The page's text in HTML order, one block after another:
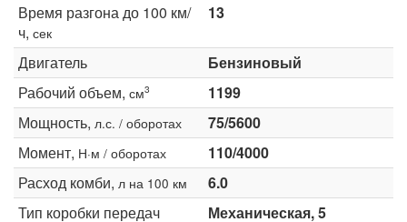
Время разгона до 100 км/
ч, сек
13
Двигатель
Бензиновый
Рабочий объем, см3
1199
Мощность, л.с. / оборотах
75/5600
Момент, Н·м / оборотах
110/4000
Расход комби, л на 100 км
6.0
Тип коробки передач
Механическая, 5